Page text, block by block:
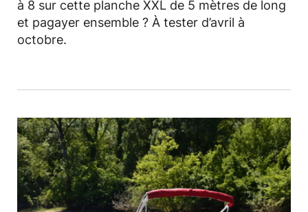
à 8 sur cette planche XXL de 5 mètres de long
et pagayer ensemble ? À tester d’avril à
octobre.